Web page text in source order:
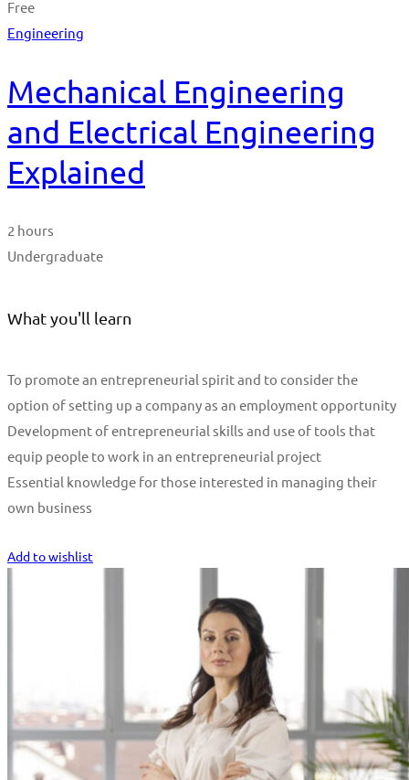
Free
Engineering
Mechanical Engineering
and Electrical Engineering
Explained
2 hours
Undergraduate
What you'll learn
To promote an entrepreneurial spirit and to consider the
option of setting up a company as an employment opportunity
Development of entrepreneurial skills and use of tools that
equip people to work in an entrepreneurial project
Essential knowledge for those interested in managing their
own business
Add to wishlist